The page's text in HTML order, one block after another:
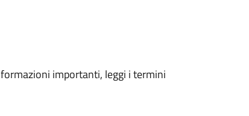
importanti, leggi i termini